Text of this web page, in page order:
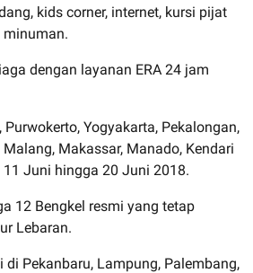
kids corner, internet, kursi pijat
dengan layanan ERA 24 jam
Yogyakarta, Pekalongan,
Makassar, Manado, Kendari
Juni hingga 20 Juni 2018.
12 Bengkel resmi yang tetap
Lebaran.
di Pekanbaru, Lampung, Palembang,